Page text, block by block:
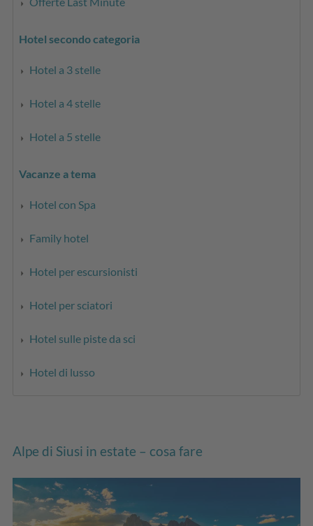
Hotel secondo categoria
Hotel a 3 stelle
Hotel a 4 stelle
Hotel a 5 stelle
Vacanze a tema
Hotel con Spa
Family hotel
Hotel per escursionisti
Hotel per sciatori
Hotel sulle piste da sci
Hotel di lusso
Alpe di Siusi in estate – cosa fare